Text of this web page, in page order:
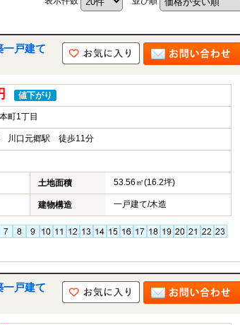
一戸建て
値下がり
町1丁目
川口元郷駅 徒歩11分
土地面積 53.56㎡(16.2坪)
建物構造 一戸建て/木造
一戸建て